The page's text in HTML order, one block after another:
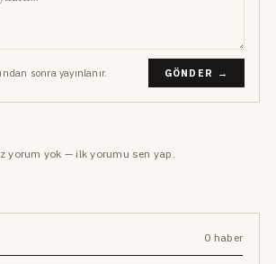
sonra yayınlanır. GÖNDER →
yorum yok — ilk yorumu sen yap.
0 haber